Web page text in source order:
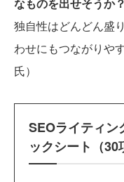
なものを出せそうか
独自性はどんどん盛
わせにもつながりや
氏）
SEOライティン
ックシート（